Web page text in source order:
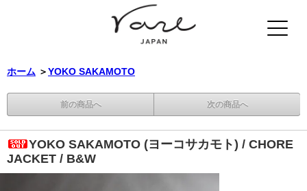
ホーム ＞YOKO SAKAMOTO
前の商品へ 次の商品へ
YOKO SAKAMOTO (ヨーコサカモト) / CHORE
JACKET / B&W